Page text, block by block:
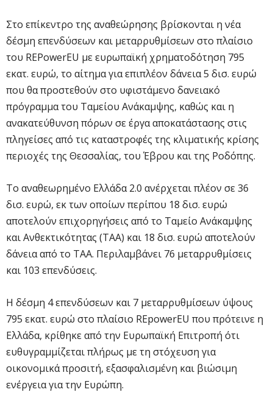
Στο επίκεντρο της αναθεώρησης βρίσκονται η νέα
δέσμη επενδύσεων και μεταρρυθμίσεων στο πλαίσιο
του REPowerEU με ευρωπαϊκή χρηματοδότηση 795
εκατ. ευρώ, το αίτημα για επιπλέον δάνεια 5 δισ. ευρώ
που θα προστεθούν στο υφιστάμενο δανειακό
πρόγραμμα του Ταμείου Ανάκαμψης, καθώς και η
ανακατεύθυνση πόρων σε έργα αποκατάστασης στις
πληγείσες από τις καταστροφές της κλιματικής κρίσης
περιοχές της Θεσσαλίας, του Έβρου και της Ροδόπης.
Το αναθεωρημένο Ελλάδα 2.0 ανέρχεται πλέον σε 36
δισ. ευρώ, εκ των οποίων περίπου 18 δισ. ευρώ
αποτελούν επιχορηγήσεις από το Ταμείο Ανάκαμψης
και Ανθεκτικότητας (ΤΑΑ) και 18 δισ. ευρώ αποτελούν
δάνεια από το ΤΑΑ. Περιλαμβάνει 76 μεταρρυθμίσεις
και 103 επενδύσεις.
H δέσμη 4 επενδύσεων και 7 μεταρρυθμίσεων ύψους
795 εκατ. ευρώ στο πλαίσιο REpowerEU που πρότεινε η
Ελλάδα, κρίθηκε από την Ευρωπαϊκή Επιτροπή ότι
ευθυγραμμίζεται πλήρως με τη στόχευση για
οικονομικά προσιτή, εξασφαλισμένη και βιώσιμη
ενέργεια για την Ευρώπη.